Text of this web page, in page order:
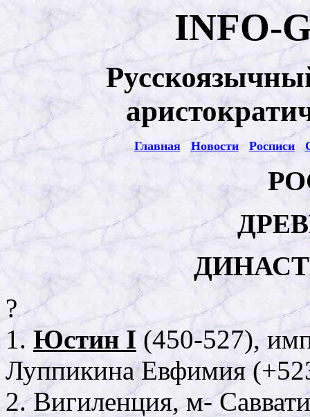
INFO-
Главная Новости Росписи
?
1. Юстин I (450-527),
Луппикина Евфимия
2. Вигиленция, м-